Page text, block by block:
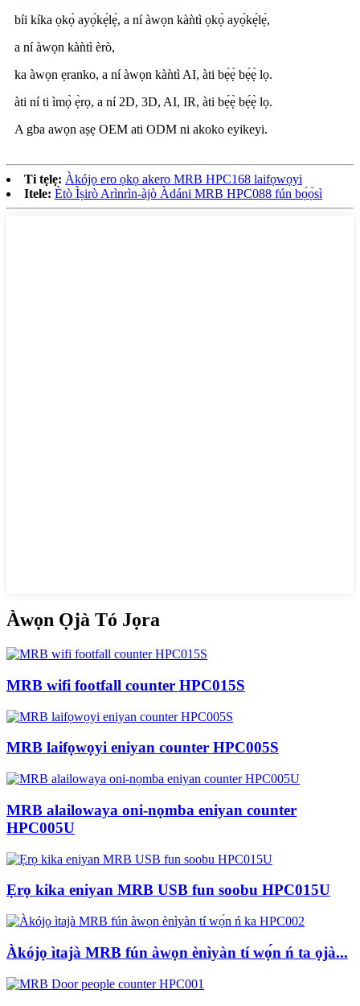
bíi kíka ọkọ̀ ayọ́kẹ́lẹ́, a ní àwọn kàǹtì ọkọ̀ ayọ́kẹ́lẹ́,
a ní àwọn kàǹtì èrò,
ka àwọn ẹranko, a ní àwọn kàǹtì AI, àti bẹ́ẹ̀ bẹ́ẹ̀ lọ.
àti ní ti ìmọ̀ ẹ̀rọ, a ní 2D, 3D, AI, IR, àti bẹ́ẹ̀ bẹ́ẹ̀ lọ.
A gba awọn aṣẹ OEM ati ODM ni akoko eyikeyi.
Ti tẹlẹ: Àkójọ ero ọkọ akero MRB HPC168 laifọwọyi
Itele: Ètò Ìṣirò Arìnrìn-àjò Àdáni MRB HPC088 fún bọ́ọ̀sì
Àwọn Ọjà Tó Jọra
MRB wifi footfall counter HPC015S
MRB laifọwọyi eniyan counter HPC005S
MRB alailowaya oni-nọmba eniyan counter
HPC005U
Ẹrọ kika eniyan MRB USB fun soobu HPC015U
Àkójọ ìtajà MRB fún àwọn ènìyàn tí wọ́n ń ta ọjà...